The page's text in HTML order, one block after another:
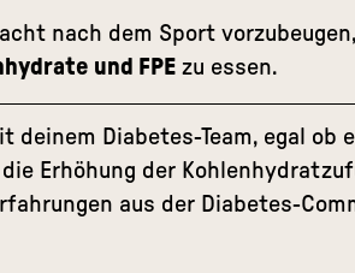
nach dem Sport
und FPE zu essen.
deinem Diabetes-Team, egal ob
Erhöhung der
aus der Diabetes-